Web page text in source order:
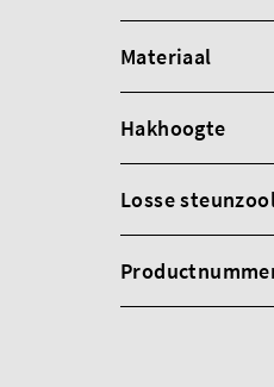
Materiaal
Hakhoogte
Losse